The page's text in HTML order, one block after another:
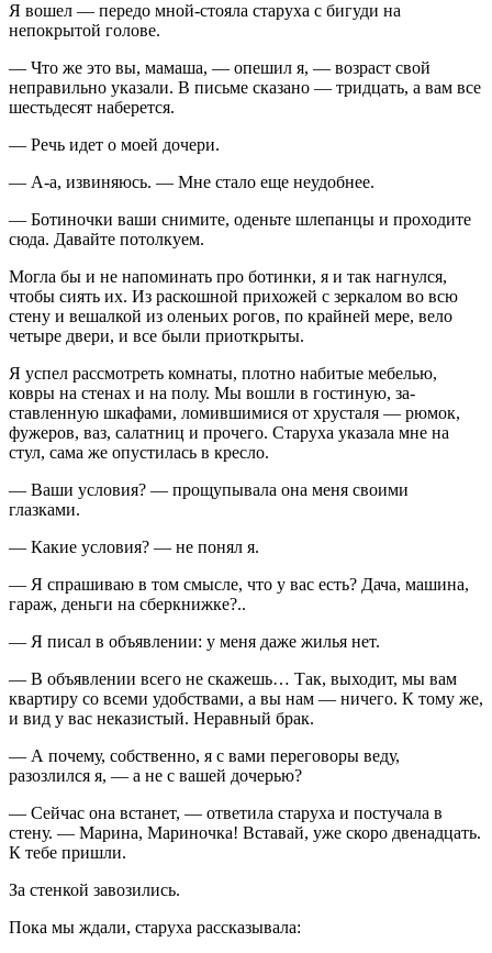
Я вошел — передо мной-стояла старуха с бигуди на
непокрытой голове.
— Что же это вы, мамаша, — опешил я, — возраст свой
неправильно указали. В письме сказано — тридцать, а вам все
шестьдесят наберется.
— Речь идет о моей дочери.
— А-а, извиняюсь. — Мне стало еще неудобнее.
— Ботиночки ваши снимите, оденьте шлепанцы и проходите
сюда. Давайте потолкуем.
Могла бы и не напоминать про ботинки, я и так нагнулся,
чтобы сиять их. Из раскошной прихожей с зеркалом во всю
стену и вешалкой из оленьих рогов, по крайней мере, вело
четыре двери, и все были приоткрыты.
Я успел рассмотреть комнаты, плотно набитые мебелью,
ковры на стенах и на полу. Мы вошли в гостиную, за­
ставленную шкафами, ломившимися от хрусталя — рю­мок,
фужеров, ваз, салатниц и прочего. Старуха указа­ла мне на
стул, сама же опустилась в кресло.
— Ваши условия? — прощупывала она меня своими
глазками.
— Какие условия? — не понял я.
— Я спрашиваю в том смысле, что у вас есть? Дача, машина,
гараж, деньги на сберкнижке?..
— Я писал в объявлении: у меня даже жилья нет.
— В объявлении всего не скажешь… Так, выходит, мы вам
квартиру со всеми удобствами, а вы нам — ничего. К тому же,
и вид у вас неказистый. Неравный брак.
— А почему, собственно, я с вами переговоры веду,
разозлился я, — а не с вашей дочерью?
— Сейчас она встанет, — ответила старуха и постучала в
стену. — Марина, Мариночка! Вставай, уже скоро двенадцать.
К тебе пришли.
За стенкой завозились.
Пока мы ждали, старуха рассказывала: